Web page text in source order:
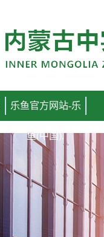
乐鱼官方网站-乐
鱼(中国),